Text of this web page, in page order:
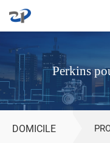
Moteurs
Perkins
pour
groupes
électrogènes
Perkins
DOMICILE